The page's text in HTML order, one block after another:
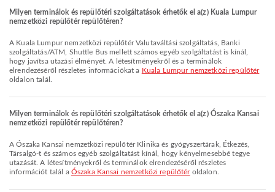
Milyen terminálok és repülőtéri szolgáltatások érhetők el a(z) Kuala Lumpur
nemzetközi repülőtér repülőtéren?
A Kuala Lumpur nemzetközi repülőtér Valutaváltási szolgáltatás, Banki
szolgáltatás/ATM, Shuttle Bus mellett számos egyéb szolgáltatást is kínál,
hogy javítsa utazási élményét. A létesítményekről és a terminálok
elrendezéséről részletes információkat a Kuala Lumpur nemzetközi repülőtér
oldalon talál.
Milyen terminálok és repülőtéri szolgáltatások érhetők el a(z) Ószaka Kansai
nemzetközi repülőtér repülőtéren?
A Ószaka Kansai nemzetközi repülőtér Klinika és gyógyszertárak, Étkezés,
Társalgó-t és számos egyéb szolgáltatást kínál, hogy kényelmesebbé tegye
utazását. A létesítményekről és terminálok elrendezéséről részletes
információt talál a Ószaka Kansai nemzetközi repülőtéroldalon.